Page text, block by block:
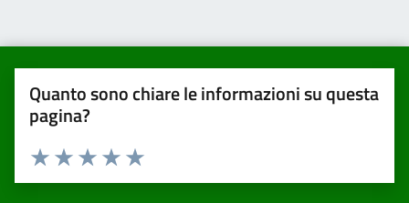
Quanto sono chiare le informazioni su questa
pagina?
Valuta da 1 a 5 stelle la pagina
Valuta 5 stelle su 5
Valuta 4 stelle su 5
Valuta 3 stelle su 5
Valuta 2 stelle su 5
Valuta una stella su 5